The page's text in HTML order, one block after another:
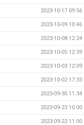
2023-10-17 09:56
2023-10-09 10:46
2023-10-08 12:24
2023-10-05 12:39
2023-10-03 12:09
2023-10-02 17:33
2023-09-30 11:34
2023-09-23 10:00
2023-09-22 11:00